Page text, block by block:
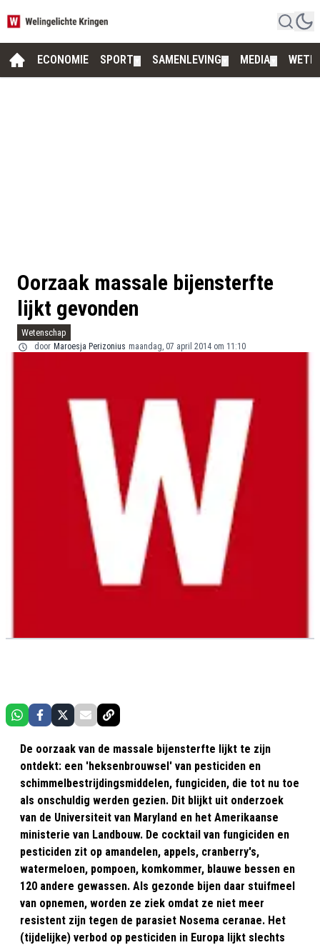
ECONOMIE SPORT SAMENLEVING MEDIA
Oorzaak massale bijensterfte
lijkt gevonden
Wetenschap
door Maroesja Perizonius maandag, 07 april 2014 om 11:10
De oorzaak van de massale bijensterfte lijkt te zijn
ontdekt: een 'heksenbrouwsel' van pesticiden en
schimmelbestrijdingsmiddelen, fungiciden, die tot nu toe
als onschuldig werden gezien. Dit blijkt uit onderzoek
van de Universiteit van Maryland en het Amerikaanse
ministerie van Landbouw. De cocktail van fungiciden en
pesticiden zit op amandelen, appels, cranberry's,
watermeloen, pompoen, komkommer, blauwe bessen en
120 andere gewassen. Als gezonde bijen daar stuifmeel
van opnemen, worden ze ziek omdat ze niet meer
resistent zijn tegen de parasiet Nosema ceranae. Het
(tijdelijke) verbod op pesticiden in Europa lijkt slechts